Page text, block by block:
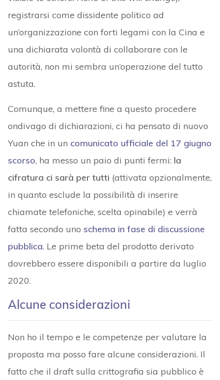
registrarsi come dissidente politico ad
un’organizzazione con forti legami con la Cina e
una dichiarata volontà di collaborare con le
autorità, non mi sembra un’operazione del tutto
astuta.
Comunque, a mettere fine a questo procedere
ondivago di dichiarazioni, ci ha pensato di nuovo
Yuan che in un comunicato ufficiale del 17 giugno
scorso, ha messo un paio di punti fermi: la
cifratura ci sarà per tutti (attivata opzionalmente,
in quanto esclude la possibilità di inserire
chiamate telefoniche, scelta opinabile) e verrà
fatta secondo uno schema in fase di discussione
pubblica. Le prime beta del prodotto derivato
dovrebbero essere disponibili a partire da luglio
2020.
Alcune considerazioni
Non ho il tempo e le competenze per valutare la
proposta ma posso fare alcune considerazioni. Il
fatto che il draft sulla crittografia sia pubblico è